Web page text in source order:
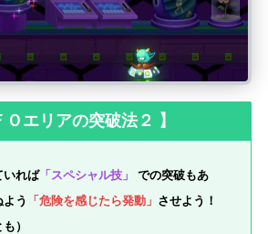
Ｏエリアの突破法２ 】
いれば「スペシャル技」での突破もあ
う
「危険を感じたら発動」 させよう！
）